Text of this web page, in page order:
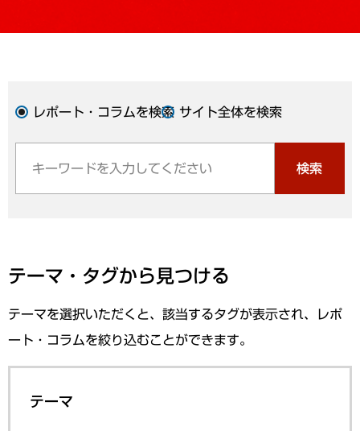
レポート・コラムを検索 サイト全体を検索
検索
テーマ・タグから見つける
テーマを選択いただくと、該当するタグが表示され、レポ
ート・コラムを絞り込むことができます。
テーマ